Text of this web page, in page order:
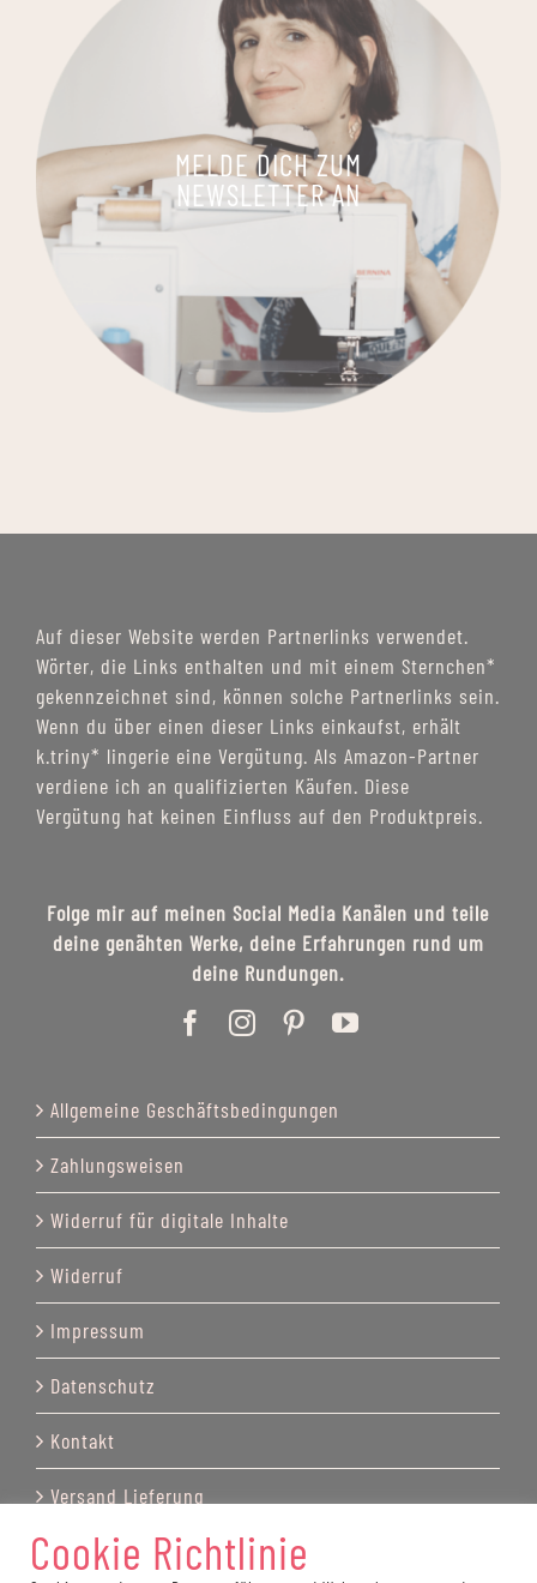
MELDE DICH ZUM
NEWSLETTER AN
Auf dieser Website werden Partnerlinks verwendet.
Wörter, die Links enthalten und mit einem Sternchen*
gekennzeichnet sind, können solche Partnerlinks sein.
Wenn du über einen dieser Links einkaufst, erhält
k.triny* lingerie eine Vergütung. Als Amazon-Partner
verdiene ich an qualifizierten Käufen. Diese
Vergütung hat keinen Einfluss auf den Produktpreis.
Folge mir auf meinen Social Media Kanälen und teile
deine genähten Werke, deine Erfahrungen rund um
deine Rundungen.
Allgemeine Geschäftsbedingungen
Zahlungsweisen
Widerruf für digitale Inhalte
Widerruf
Impressum
Datenschutz
Kontakt
Versand Lieferung
Cookie Richtlinie